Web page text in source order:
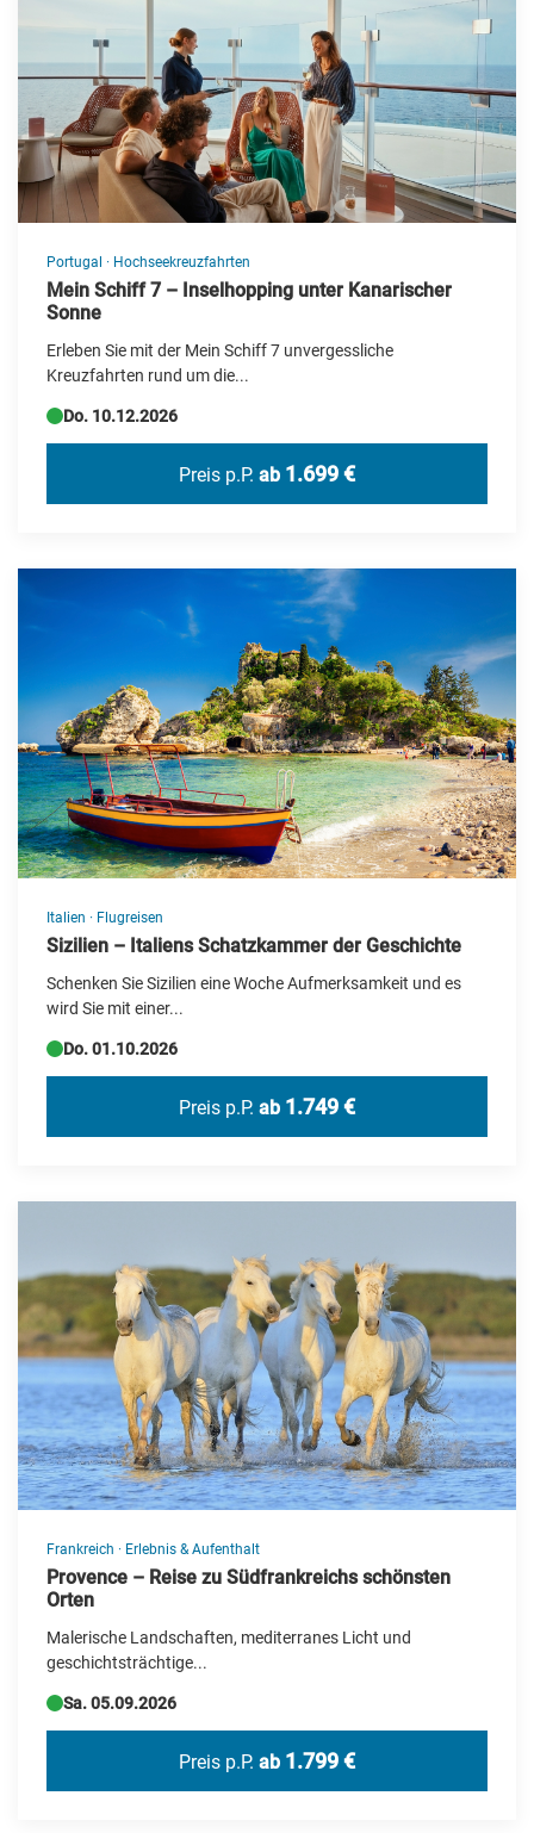
Portugal · Hochseekreuzfahrten
Mein Schiff 7 – Inselhopping unter Kanarischer
Sonne
Erleben Sie mit der Mein Schiff 7 unvergessliche
Kreuzfahrten rund um die...
Do. 10.12.2026
Preis p.P. ab 1.699 €
Italien · Flugreisen
Sizilien – Italiens Schatzkammer der Geschichte
Schenken Sie Sizilien eine Woche Aufmerksamkeit und es
wird Sie mit einer...
Do. 01.10.2026
Preis p.P. ab 1.749 €
Frankreich · Erlebnis & Aufenthalt
Provence – Reise zu Südfrankreichs schönsten
Orten
Malerische Landschaften, mediterranes Licht und
geschichtsträchtige...
Sa. 05.09.2026
Preis p.P. ab 1.799 €